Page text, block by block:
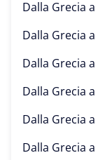
Dalla Grecia a
Dalla Grecia a
Dalla Grecia a
Dalla Grecia a
Dalla Grecia a
Dalla Grecia a